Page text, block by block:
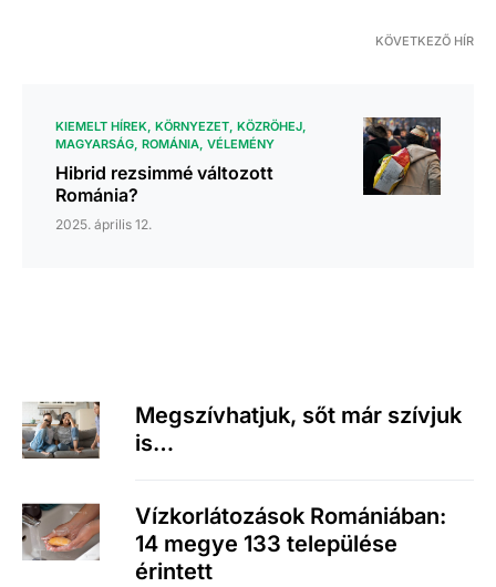
KÖVETKEZŐ HÍR
KIEMELT HÍREK KÖRNYEZET KÖZRÖHEJ
MAGYARSÁG ROMÁNIA VÉLEMÉNY
Hibrid rezsimmé változott
Románia?
2025. április 12.
Megszívhatjuk, sőt már szívjuk
is…
Vízkorlátozások Romániában:
14 megye 133 települése
érintett